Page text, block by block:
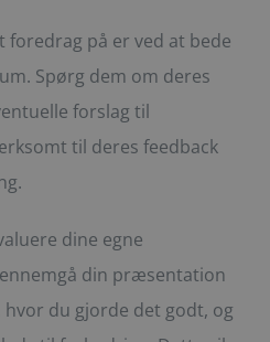
foredrag på er ved at bede
Spørg dem om deres
forslag til
til deres feedback
dine egne
din præsentation
du gjorde det godt, og